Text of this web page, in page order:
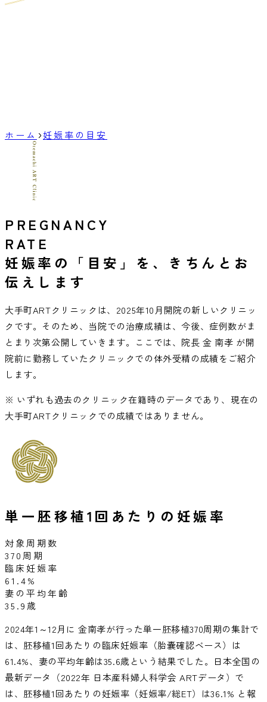
ホーム 妊娠率の目安
PREGNANCY
RATE
妊娠率の「目安」を、きちんとお
伝えします
大手町ARTクリニックは、2025年10月開院の新しいクリニッ
クです。そのため、当院での治療成績は、今後、症例数がま
とまり次第公開していきます。ここでは、院長 金 南孝 が開
院前に勤務していたクリニックでの体外受精の成績をご紹介
します。
※ いずれも過去のクリニック在籍時のデータであり、現在の
大手町ARTクリニックでの成績ではありません。
単一胚移植1回あたりの妊娠率
対象周期数
370 周期
臨床妊娠率
61.4%
妻の平均年齢
35.9 歳
2024年1～12月に 金南孝が行った単一胚移植370周期の集計で
は、胚移植1回あたりの臨床妊娠率（胎嚢確認ベース）は
61.4%、妻の平均年齢は35.6歳という結果でした。日本全国の
最新データ（2022年 日本産科婦人科学会 ARTデータ）で
は、胚移植1回あたりの妊娠率（妊娠率/総ET）は36.1% と報